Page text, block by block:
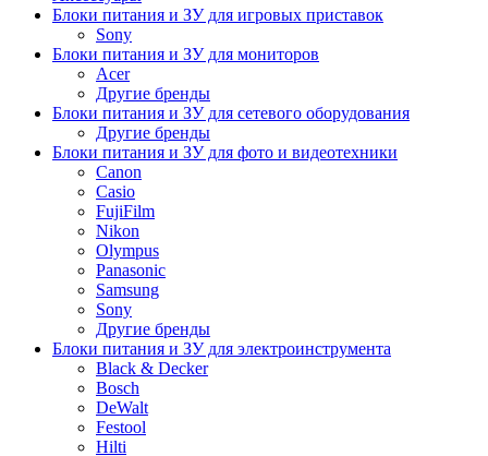
Блоки питания и ЗУ для игровых приставок
Sony
Блоки питания и ЗУ для мониторов
Acer
Другие бренды
Блоки питания и ЗУ для сетевого оборудования
Другие бренды
Блоки питания и ЗУ для фото и видеотехники
Canon
Casio
FujiFilm
Nikon
Olympus
Panasonic
Samsung
Sony
Другие бренды
Блоки питания и ЗУ для электроинструмента
Black & Decker
Bosch
DeWalt
Festool
Hilti